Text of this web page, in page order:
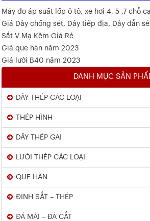
Máy đo áp suất lốp ô tô, xe hơi 4, 5 ,7 chỗ
Giá Dây chống sét, Dây tiếp địa, Dây dẫn
Sắt V Mạ Kẽm Giá Rẻ
Giá que hàn năm 2023
Giá lưới B40 năm 2023
DANH MỤC SẢN
DÂY THÉP CÁC LOẠI
THÉP HÌNH
DÂY THÉP GAI
LƯỚI THÉP CÁC LOẠI
QUE HÀN
ĐINH SẮT – THÉP
ĐÁ MÀI – ĐÁ CẮT